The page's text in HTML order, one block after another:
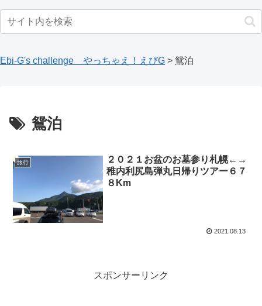
Ebi-G's challenge やっちゃえ！えびG > 鴛泊
鴛泊
旅行
２０２１お盆のお墓参り札幌←→
稚内利尻島弾丸日帰りツアー６７
８Km
2021.08.13
スポンサーリンク